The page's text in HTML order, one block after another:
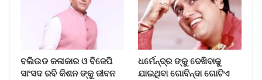
ବଲିଉଡ କଳାକାର ଓ ବିଜେପି
ସାଂସଦ ରବି କିଶନ ଙ୍କୁ ଜୀବନ
ଧର୍ମେନ୍ଦ୍ର ଙ୍କୁ ଦେଖିବାକୁ
ଯାଇଥିବା ଗୋବିନ୍ଦା ଗୋଟିଏ